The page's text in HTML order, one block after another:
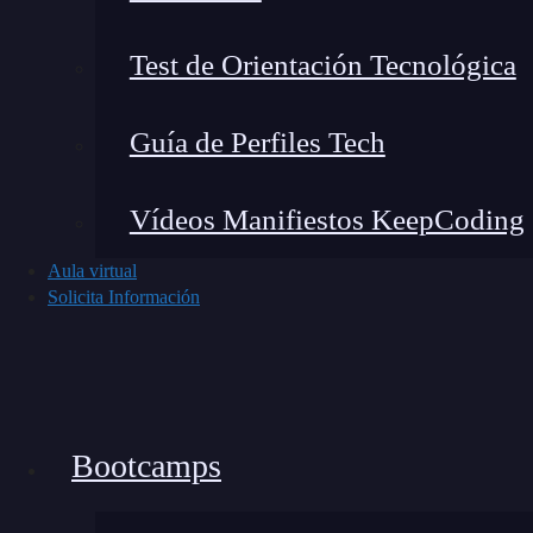
Test de Orientación Tecnológica
Guía de Perfiles Tech
Vídeos Manifiestos KeepCoding
Aula virtual
Solicita Información
Bootcamps
reevaluación periódica en Agile es el
vitales para asegurar que el proyecto se
del cliente.
hechos actuales en lugar de
de decisiones más precisa y
pueden abordar de inmediato en lugar de
La reevaluación periódica en Agile ofrece